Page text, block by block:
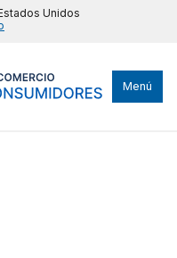
Unidos
Menú